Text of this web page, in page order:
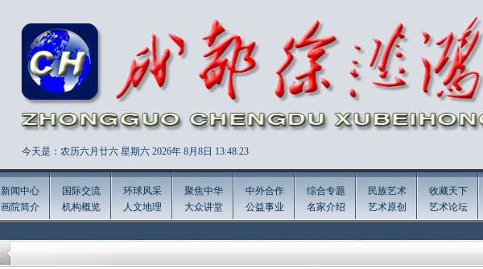
今天是：农历六月廿六 星期六 2026年 8月8日 13:48:24
新闻中心
画院简介
国际交流
机构概览
环球风采
人文地理
聚焦中华
大众讲堂
中外合作
公益事业
综合专题
名家介绍
民族艺术
艺术原创
收藏天下
艺术论坛